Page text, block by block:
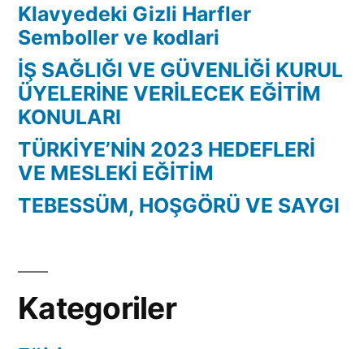
Klavyedeki Gizli Harfler
Semboller ve kodlari
İŞ SAĞLIĞI VE GÜVENLİĞİ KURUL
ÜYELERİNE VERİLECEK EĞİTİM
KONULARI
TÜRKİYE’NİN 2023 HEDEFLERİ
VE MESLEKİ EĞİTİM
TEBESSÜM, HOŞGÖRÜ VE SAYGI
Kategoriler